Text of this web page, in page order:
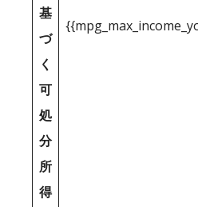
基
づ
く
可
処
分
所
得